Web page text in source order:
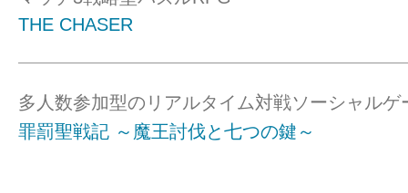
THE CHASER
多人数参加型のリアルタイム対戦ソーシャルゲ
罪罰聖戦記 ～魔王討伐と七つの鍵～